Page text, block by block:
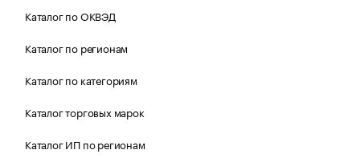
Каталог по ОКВЭД
Каталог по регионам
Каталог по категориям
Каталог торговых марок
Каталог ИП по регионам